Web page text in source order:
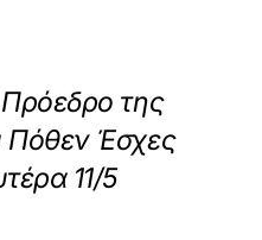
της
Πόθεν Έσχες
11/5